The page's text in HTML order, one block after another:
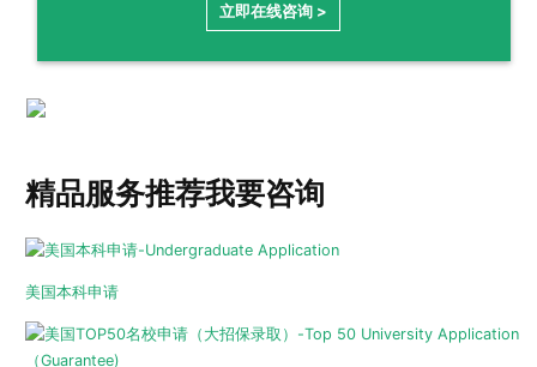
立即在线咨询 >
精品服务推荐我要咨询
美国本科申请